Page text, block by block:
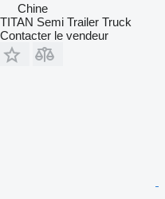
Chine
TITAN Semi Trailer Truck
Contacter le vendeur